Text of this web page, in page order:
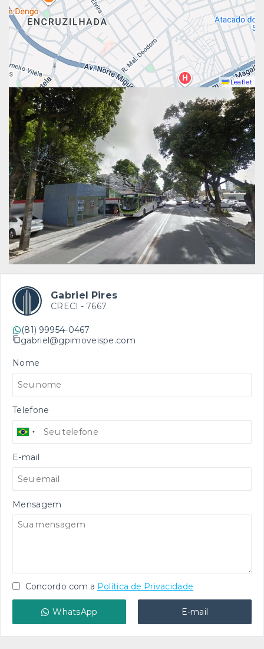
Leaflet
Gabriel Pires
CRECI - 7667
(81) 99954-0467
gabriel@gpimoveispe.com
Nome
Telefone
E-mail
Mensagem
Concordo com a Política de Privacidade
WhatsApp E-mail